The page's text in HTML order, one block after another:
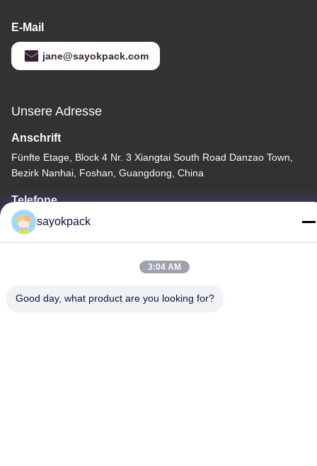
E-Mail
jane@sayokpack.com
Unsere Adresse
Anschrift
Fünfte Etage, Block 4 Nr. 3 Xiangtai South Road Danzao Town,
Bezirk Nanhai, Foshan, Guangdong, China
Telefone
86-757-8660-5060
Datenschutzrichtlinie|Sitemap
sayokpack
3:04 AM
Good day, what product are you looking for?